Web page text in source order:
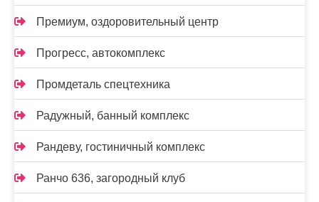
Премиум, оздоровительный центр
Прогресс, автокомплекс
Промдеталь спецтехника
Радужный, банный комплекс
Рандеву, гостиничный комплекс
Ранчо 636, загородный клуб